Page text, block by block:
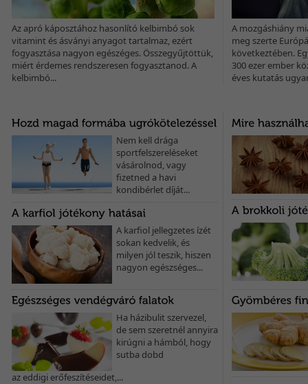
Az apró káposztához hasonlító kelbimbó sok
vitamint és ásványi anyagot tartalmaz, ezért
fogyasztása nagyon egészéges. Összegyűjtöttük,
miért érdemes rendszeresen fogyasztanod. A
kelbimbó...
A mozgáshiány
meg szerte
következtében.
300 ezer ember
éves kutatás
Nem kell drága
sportfelszereléseket
vásárolnod, vagy
fizetned a havi
kondibérlet díját...
A karfiol jellegzetes ízét
sokan kedvelik, és
milyen jól teszik, hiszen
nagyon egészséges...
Ha házibulit szervezel,
de sem szeretnél annyira
kirúgni a hámból, hogy
sutba dobd
az eddigi erőfeszítéseidet,...